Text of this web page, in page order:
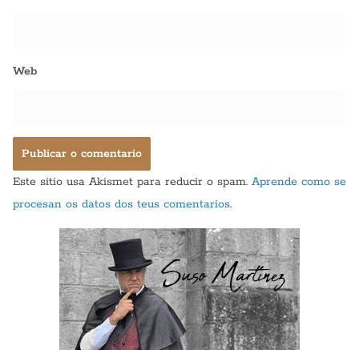
Web
Este sitio usa Akismet para reducir o spam. Aprende como se
procesan os datos dos teus comentarios.